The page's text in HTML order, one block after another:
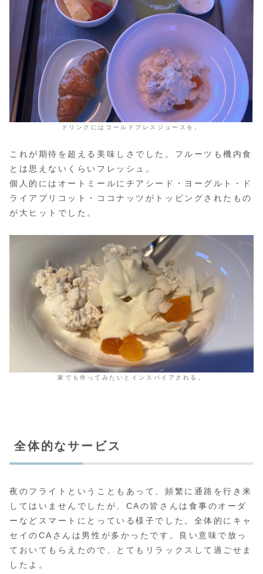
ドリンクにはコールドプレスジュースを。
これが期待を超える美味しさでした。フルーツも機内食
とは思えないくらいフレッシュ。
個人的にはオートミールにチアシード・ヨーグルト・ド
ライアプリコット・ココナッツがトッピングされたもの
が大ヒットでした。
家でも作ってみたいとインスパイアされる。
全体的なサービス
夜のフライトということもあって、頻繁に通路を行き来
してはいませんでしたが、CAの皆さんは食事のオーダ
ーなどスマートにとっている様子でした。全体的にキャ
セイのCAさんは男性が多かったです。良い意味で放っ
ておいてもらえたので、とてもリラックスして過ごせま
したよ。